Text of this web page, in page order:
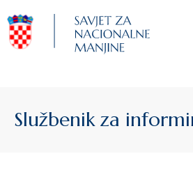
Službenik za